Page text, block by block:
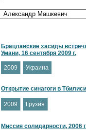
Брацлавские хасиды
Умани, 16 сентября 2009 г.
2009 Украина
Открытие синагоги в
2009 Грузия
Миссия солидарности, 2006